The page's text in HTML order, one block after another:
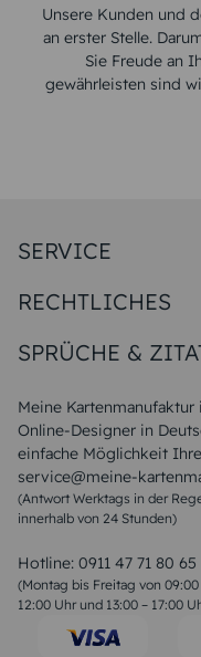
Unsere Kunden und
an erster Stelle.
Sie Freude an
gewährleisten sind
Meine
Online-Designer in
einfache Möglichkeit
service@meine-
(Antwort Werktags in der
innerhalb von 24 Stunden)
Hotline: 0911 47 71 80 65
(Montag bis Freitag von 09:00
12:00 Uhr und 13:00 – 17:00
SERVICE
Papiersorten
Unsere Produktion
Magazin
FAQ
RECHTLICHES
Widerrufsbelehrung
SPRÜCHE &
Liebeskummer Sprüche
Sommer Sprüche
Muttertagssprüche
Sprüche zur Hochzeit
Sprüche zur Konfirmation &
Weihnachtsgedichte
Liebessprüche
Geburtstagssprüche
Trauersprüche
Konfirmation Glückwünsche